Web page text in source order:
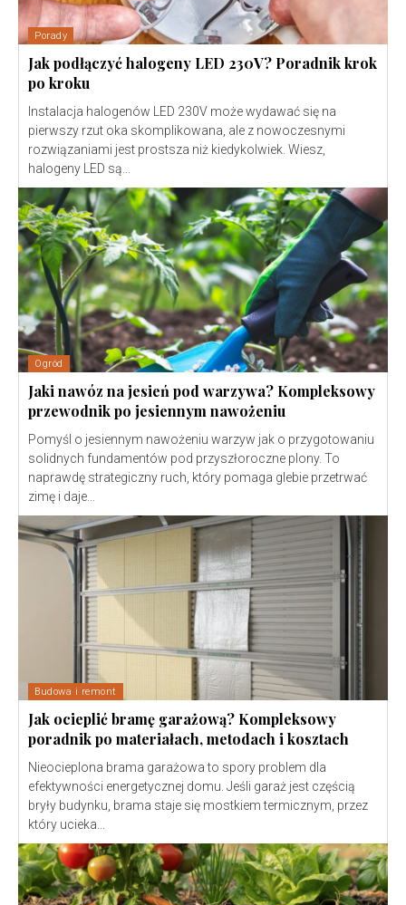
Porady
Jak podłączyć halogeny LED 230V? Poradnik krok
po kroku
Instalacja halogenów LED 230V może wydawać się na
pierwszy rzut oka skomplikowana, ale z nowoczesnymi
rozwiązaniami jest prostsza niż kiedykolwiek. Wiesz,
halogeny LED są...
Ogród
Jaki nawóz na jesień pod warzywa? Kompleksowy
przewodnik po jesiennym nawożeniu
Pomyśl o jesiennym nawożeniu warzyw jak o przygotowaniu
solidnych fundamentów pod przyszłoroczne plony. To
naprawdę strategiczny ruch, który pomaga glebie przetrwać
zimę i daje...
Budowa i remont
Jak ocieplić bramę garażową? Kompleksowy
poradnik po materiałach, metodach i kosztach
Nieocieplona brama garażowa to spory problem dla
efektywności energetycznej domu. Jeśli garaż jest częścią
bryły budynku, brama staje się mostkiem termicznym, przez
który ucieka...